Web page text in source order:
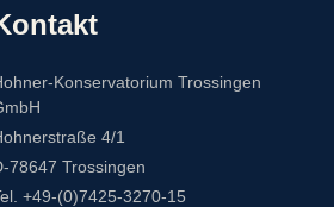
Konservatorium Trossingen
4/1
78647 Trossingen
+49-(0)7425-3270-15